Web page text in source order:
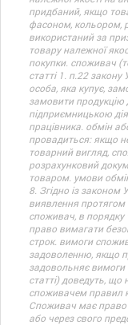
придбаний, якщо
фасоном, кольором,
використаний за
товару належної
покупки. споживач
статті 1. п.22
особа, яка купує,
замовити продукцію
підприємницькою
працівника. обмін
провадиться: якщо
товарний вигляд,
розрахунковий
товаром. умови
8. Згідно із законом
виявлення протягом
споживач, в порядку
право вимагати
строк. вимоги
задоволенню, якщо
задовольняє вимоги
статті) доведуть,
споживачем правил
Споживач має право
або через свого